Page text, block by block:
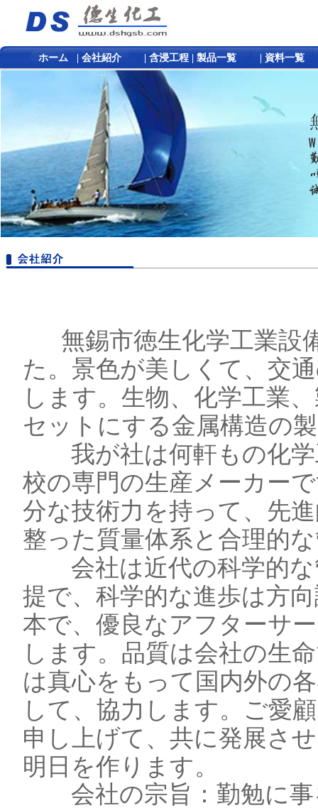
ホーム | 会社紹介 含浸工程 製品一覧 資料一覧
無錫市徳生化学工業設
た。景色が美しくて、交
します。生物、化学工業
セットにする金属構造の
我が社は何軒もの化学
校の専門の生産メーカー
分な技術力を持って、先
整った質量体系と合理的
会社は近代の科学的な
提で、科学的な進歩は方
本で、優良なアフターサ
します。品質は会社の生
は真心をもって国内外の
して、協力します。ご愛
申し上げて、共に発展さ
明日を作ります。
会社の宗旨：勤勉に